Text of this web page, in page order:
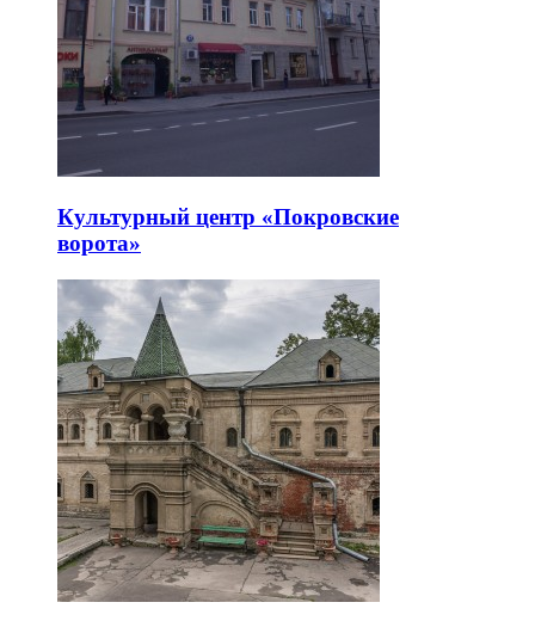
Культурный центр «Покровские
ворота»